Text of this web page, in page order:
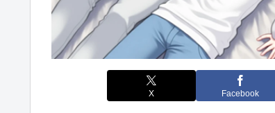
X Facebook